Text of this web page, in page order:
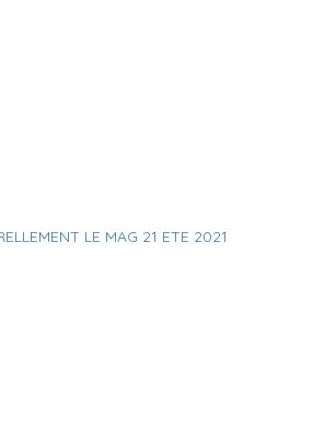
LE MAG 21 ETE 2021